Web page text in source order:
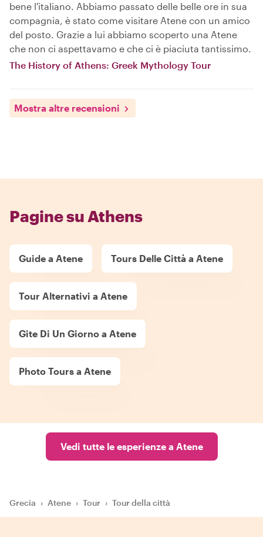
bene l'italiano. Abbiamo passato delle belle ore in sua
compagnia, è stato come visitare Atene con un amico
del posto. Grazie a lui abbiamo scoperto una Atene
che non ci aspettavamo e che ci è piaciuta tantissimo.
The History of Athens: Greek Mythology Tour
Mostra altre recensioni
Pagine su Athens
Guide a Atene Tours Delle Città a Atene
Tour Alternativi a Atene
Gite Di Un Giorno a Atene
Photo Tours a Atene
Vedi tutte le esperienze a Atene
Grecia › Atene › Tour › Tour della città